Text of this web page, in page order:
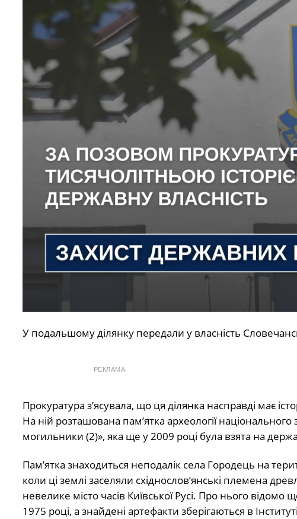
У подальшому ділянку передали у власність
РЕКЛАМА
Прокуратура з’ясувала, що ця ділянка насправді має
На ній розташована пам’ятка археології
могильники (2)», яка ще у 2009 році була взята на
Пам’ятка знаходиться неподалік села Городець на
коли ці землі заселяли східнослов’янські племена
невелике місто часів Київської Русі. Про нього відомо
1975 році, а знайдені артефакти зберігаються в